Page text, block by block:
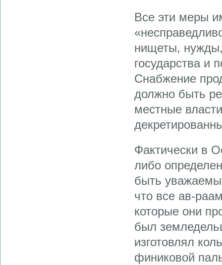
Все эти меры
нищеты,
государства и
Снабжение
должно быть
местные
Фактически в
либо
быть
что все ав-
которые они
был
изготовлял
финиковой